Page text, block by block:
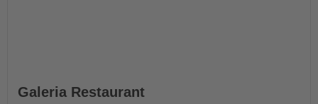
Galeria Restaurant